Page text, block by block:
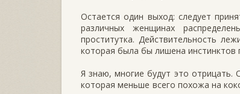
Остается один выход: следует
различных женщинах
проститутка. Действительность
которая была бы лишена инстинктов
Я знаю, многие будут это
которая меньше всего похожа на